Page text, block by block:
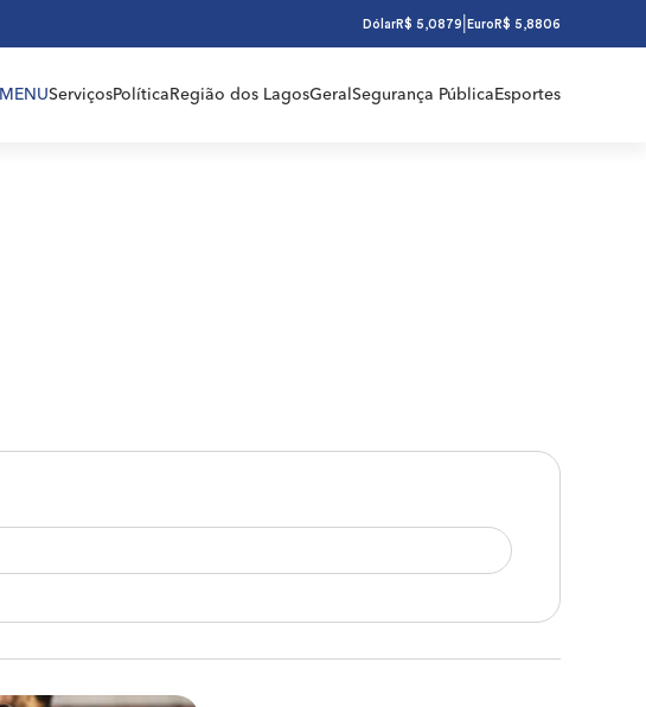
DólarR$ 5,0879 Euro R$ 5,8806
MENUServiçosPolítica Região dos LagosGeral Segurança Pública Esportes